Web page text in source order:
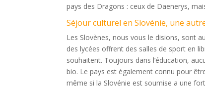
pays des Dragons : ceux de Daenerys,
Séjour culturel en Slovénie, une
Les Slovènes, nous vous le disions, sont
des lycées offrent des salles de sport en
souhaitent. Toujours dans l’éducation,
bio. Le pays est également connu pour
même si la Slovénie est soumise a une